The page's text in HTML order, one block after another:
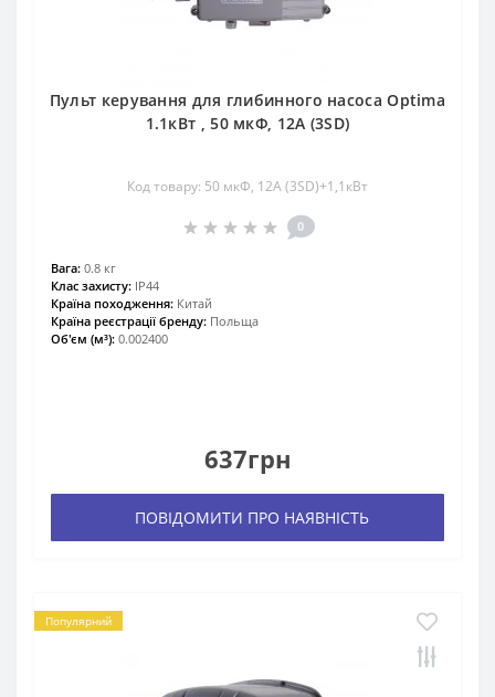
Пульт керування для глибинного насоса Optima
1.1кВт , 50 мкФ, 12А (3SD)
Код товару: 50 мкФ, 12А (3SD)+1,1кВт
0
Вага: 0.8 кг
Клас захисту: IP44
Країна походження: Китай
Країна реєстрації бренду: Польща
Об'єм (м³): 0.002400
637грн
ПОВІДОМИТИ ПРО НАЯВНІСТЬ
Популярний